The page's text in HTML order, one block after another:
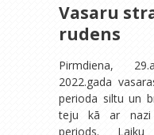
Vasaru
rudens
Pirmdiena,
2022.gada
perioda siltu un
teju kā ar nazi
periods.